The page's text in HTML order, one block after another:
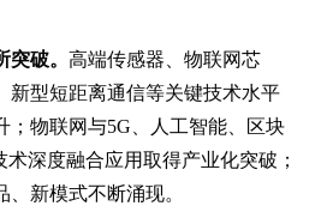
破。 高端传感器、物联网芯
新型短距离通信等关键技术水平
；物联网与5G、人工智能、区块
深度融合应用取得产业化突破；
新模式不断涌现。